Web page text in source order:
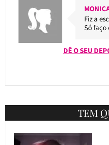
Fiz a
Só faço
DÊ O SEU
TEM